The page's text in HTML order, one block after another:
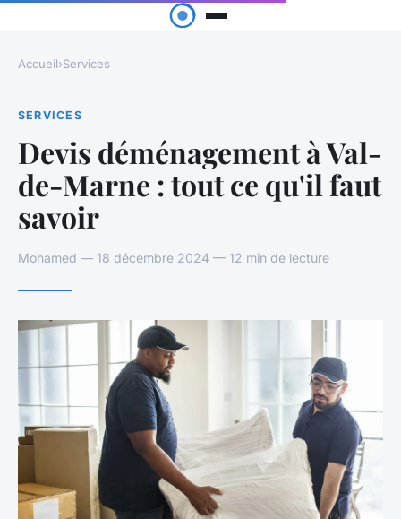
Accueil›Services
SERVICES
Devis déménagement à Val-
de-Marne : tout ce qu'il faut
savoir
Mohamed — 18 décembre 2024 — 12 min de lecture